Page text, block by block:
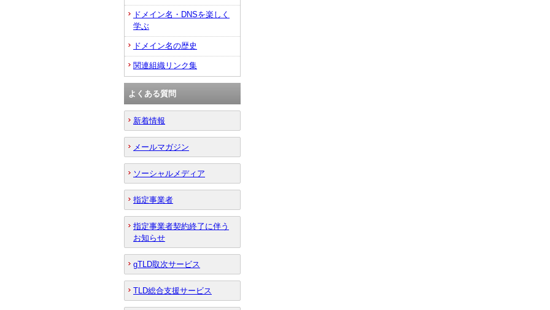
ドメイン名・DNSを楽しく
学ぶ
ドメイン名の歴史
関連組織リンク集
よくある質問
新着情報
メールマガジン
ソーシャルメディア
指定事業者
指定事業者契約終了に伴う
お知らせ
gTLD取次サービス
TLD総合支援サービス